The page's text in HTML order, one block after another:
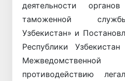
деятельности органов
таможенной
Узбекистан» и
Республики
противодействию